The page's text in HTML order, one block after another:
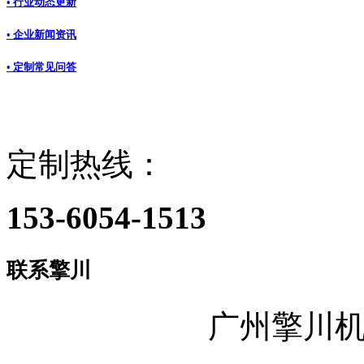
• 企业新闻资讯
• 定制常见问答
定制热线：
153-6054-1513
联系擎川
广州擎川